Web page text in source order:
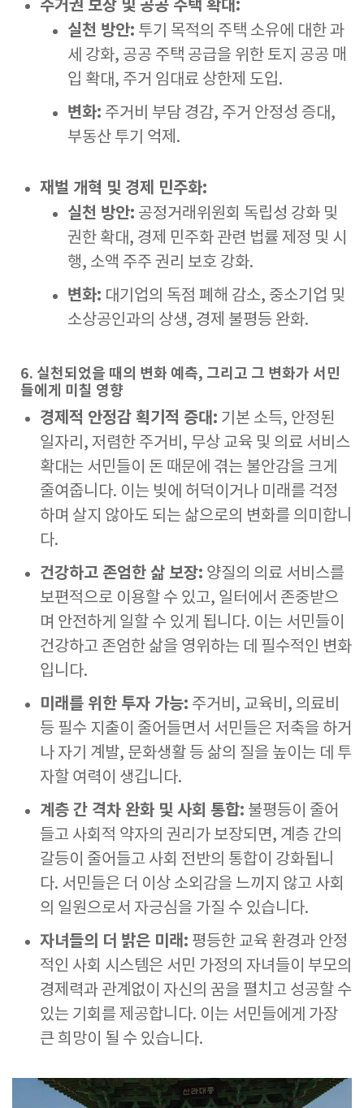
주거권 보장 및 공공 주택 확대:
실천 방안: 투기 목적의 주택 소유에 대한 과
세 강화, 공공 주택 공급을 위한 토지 공공 매
입 확대, 주거 임대료 상한제 도입.
변화: 주거비 부담 경감, 주거 안정성 증대,
부동산 투기 억제.
재벌 개혁 및 경제 민주화:
실천 방안: 공정거래위원회 독립성 강화 및
권한 확대, 경제 민주화 관련 법률 제정 및 시
행, 소액 주주 권리 보호 강화.
변화: 대기업의 독점 폐해 감소, 중소기업 및
소상공인과의 상생, 경제 불평등 완화.
6. 실천되었을 때의 변화 예측, 그리고 그 변화가 서민
들에게 미칠 영향
경제적 안정감 획기적 증대: 기본 소득, 안정된
일자리, 저렴한 주거비, 무상 교육 및 의료 서비스
확대는 서민들이 돈 때문에 겪는 불안감을 크게
줄여줍니다. 이는 빚에 허덕이거나 미래를 걱정
하며 살지 않아도 되는 삶으로의 변화를 의미합니
다.
건강하고 존엄한 삶 보장: 양질의 의료 서비스를
보편적으로 이용할 수 있고, 일터에서 존중받으
며 안전하게 일할 수 있게 됩니다. 이는 서민들이
건강하고 존엄한 삶을 영위하는 데 필수적인 변화
입니다.
미래를 위한 투자 가능: 주거비, 교육비, 의료비
등 필수 지출이 줄어들면서 서민들은 저축을 하거
나 자기 계발, 문화생활 등 삶의 질을 높이는 데 투
자할 여력이 생깁니다.
계층 간 격차 완화 및 사회 통합: 불평등이 줄어
들고 사회적 약자의 권리가 보장되면, 계층 간의
갈등이 줄어들고 사회 전반의 통합이 강화됩니
다. 서민들은 더 이상 소외감을 느끼지 않고 사회
의 일원으로서 자긍심을 가질 수 있습니다.
자녀들의 더 밝은 미래: 평등한 교육 환경과 안정
적인 사회 시스템은 서민 가정의 자녀들이 부모의
경제력과 관계없이 자신의 꿈을 펼치고 성공할 수
있는 기회를 제공합니다. 이는 서민들에게 가장
큰 희망이 될 수 있습니다.